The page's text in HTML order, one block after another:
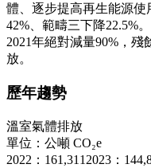
體、逐步提高再生能源使
42%、範疇三下降22.5%
2021年絕對減量90%，
放。
歷年趨勢
溫室氣體排放
單位：公噸 CO₂e
2022：161,311 2023：